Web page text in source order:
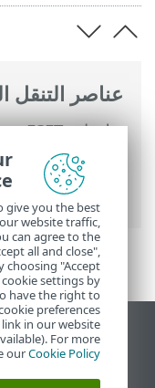
عناصر التنقل
تعليمات ESET عبر الإنترنت
On-Prem
Prem
>
للخدمات المدارة
عرض موقع سطح
End of Life
give you the best
website traffic,
can agree to the
all and close",
choosing "Accept
settings by
have the right to
preferences
in our website
For more
ourCookie Policy